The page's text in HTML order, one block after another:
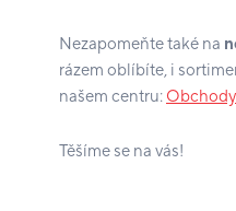
Nezapomeňte také na
rázem oblíbíte, i
našem centru:
Těšíme se na vás!